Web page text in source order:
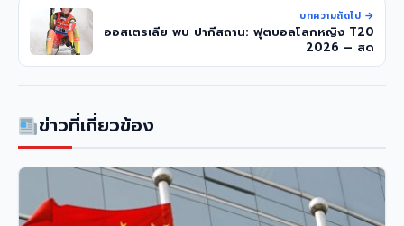
บทความถัดไป →
ออสเตรเลีย พบ ปากีสถาน: ฟุตบอลโลกหญิง T20
2026 – สด
ข่าวที่เกี่ยวข้อง